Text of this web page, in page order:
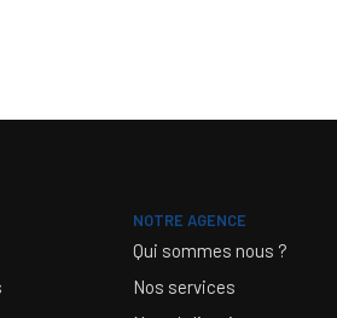
NOTRE AGENCE
Qui sommes nous ?
Nos services